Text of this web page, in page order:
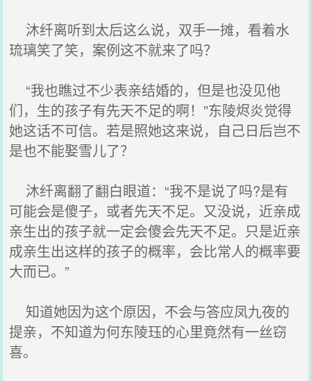
沐纤离听到太后这么说，双手一摊，看着水
琉璃笑了笑，案例这不就来了吗？
“我也瞧过不少表亲结婚的，但是也没见他
们，生的孩子有先天不足的啊！”东陵烬炎觉得
她这话不可信。若是照她这来说，自己日后岂不
是也不能娶雪儿了？
沐纤离翻了翻白眼道：“我不是说了吗?是有
可能会是傻子，或者先天不足。又没说，近亲成
亲生出的孩子就一定会傻会先天不足。只是近亲
成亲生出这样的孩子的概率，会比常人的概率要
大而已。”
知道她因为这个原因，不会与答应凤九夜的
提亲，不知道为何东陵珏的心里竟然有一丝窃
喜。